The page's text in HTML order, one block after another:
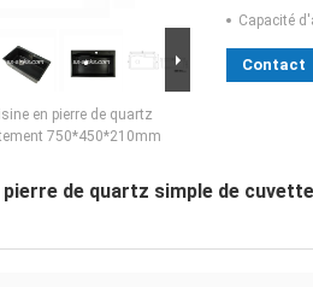
en pierre de quartz
750*450*210mm
Capacité
Contact
pierre de quartz simple de